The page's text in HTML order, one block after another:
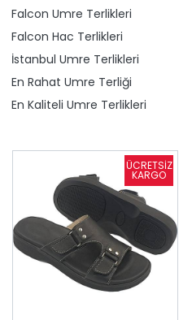
Falcon Umre Terlikleri
Falcon Hac Terlikleri
İstanbul Umre Terlikleri
En Rahat Umre Terliği
En Kaliteli Umre Terlikleri